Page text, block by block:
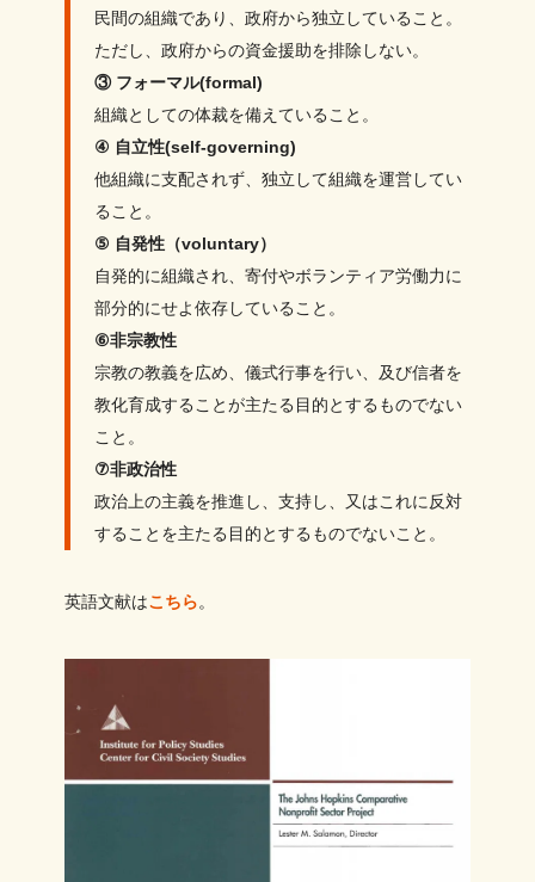
民間の組織であり、政府から独立していること。
ただし、政府からの資金援助を排除しない。
③ フォーマル(formal)
組織としての体裁を備えていること。
④ 自立性(self-governing)
他組織に支配されず、独立して組織を運営してい
ること。
⑤ 自発性（voluntary）
自発的に組織され、寄付やボランティア労働力に
部分的にせよ依存していること。
⑥非宗教性
宗教の教義を広め、儀式行事を行い、及び信者を
教化育成することが主たる目的とするものでない
こと。
⑦非政治性
政治上の主義を推進し、支持し、又はこれに反対
することを主たる目的とするものでないこと。
英語文献はこちら。